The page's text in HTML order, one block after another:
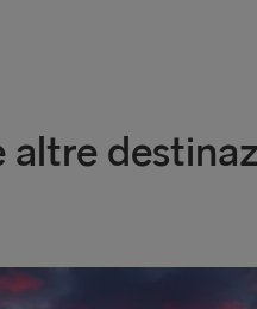
altre